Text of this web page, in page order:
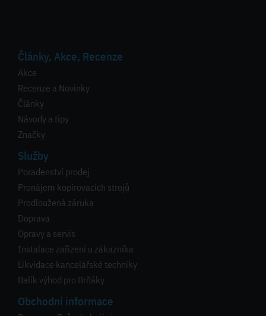
Články, Akce, Recenze
Akce
Recenze a Novinky
Články
Návody a tipy
Značky
Služby
Poradenství prodej
Pronájem kopírovacích strojů
Prodloužená záruka
Doprava
Opravy a servis
Instalace zařízení u zákazníka
Likvidace kancelářské techniky
Balík výhod pro Brňáky
Obchodní informace